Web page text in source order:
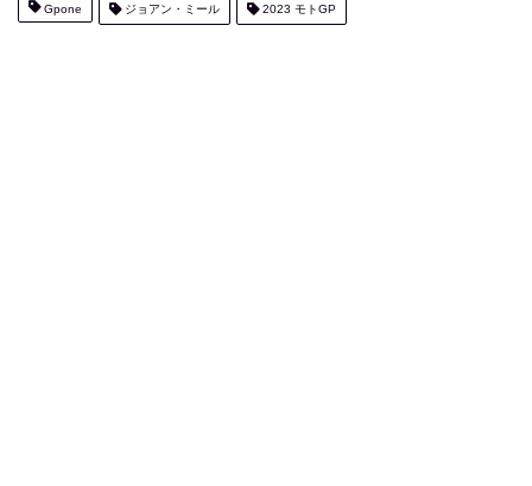
Gpone ジョアン・ミール 2023 モトGP